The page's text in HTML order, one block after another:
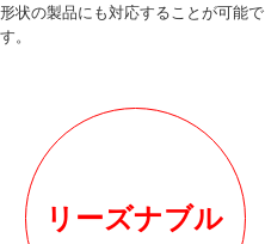
形状の製品にも対応することが可能で
す。
リーズナブル